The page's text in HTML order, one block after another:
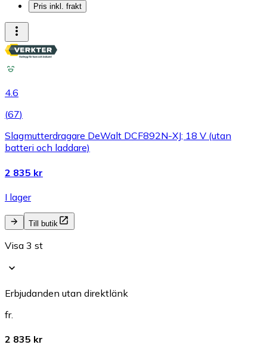
Pris inkl. frakt
4.6
(67)
Slagmutterdragare DeWalt DCF892N-XJ; 18 V (utan
batteri och laddare)
2 835 kr
I lager
Till butik
Visa 3 st
Erbjudanden utan direktlänk
fr.
2 835 kr